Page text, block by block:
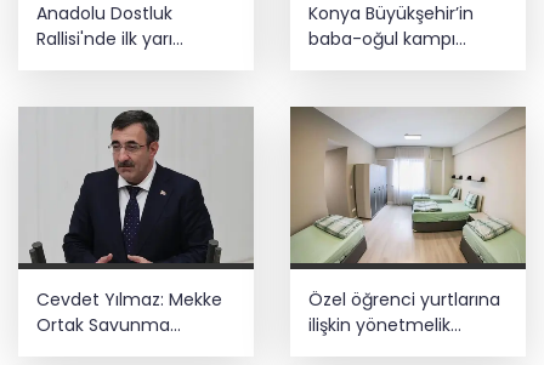
Anadolu Dostluk
Rallisi'nde ilk yarı
tamamlandı
Konya Büyükşehir’in
baba-oğul kampı
Ağustos'ta da sürecek
Cevdet Yılmaz: Mekke
Ortak Savunma
Anlaşması bölgesel
Özel öğrenci yurtlarına
ilişkin yönetmelik
değişikliği... Geçiş süresi